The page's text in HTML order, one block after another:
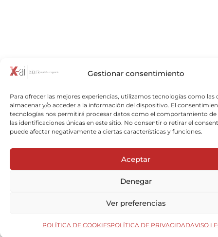
Gestionar consentimiento
Para ofrecer las mejores experiencias, utilizamos tecnologías como las
almacenar y/o acceder a la información del dispositivo. El
tecnologías nos permitirá procesar datos como el comportamiento de
las identificaciones únicas en este sitio. No consentir o retirar el
puede afectar negativamente a ciertas características y funciones.
Aceptar
Denegar
Ver preferencias
POLÍTICA DE COOKIESPOLÍTICA DE PRIVACIDADAVISO